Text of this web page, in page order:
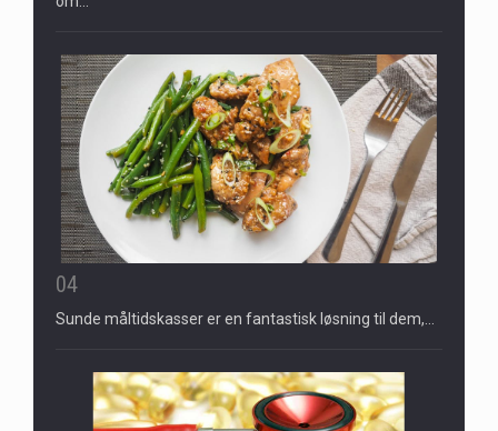
04
Sunde måltidskasser er en fantastisk løsning til dem,…